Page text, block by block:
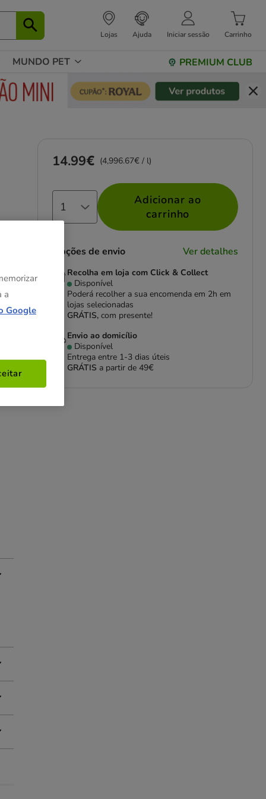
Lojas Ajuda Iniciar sessão Carrinho
MUNDO PET PREMIUM CLUB
Preço 14.99€, 4996.67 EUR por l
14.99€ (4,996.67€ / l)
Adicionar ao
carrinho
Opções de envio Ver detalhes
Recolha em loja com Click & Collect
Disponível
Poderá recolher a sua encomenda em 2h em
lojas selecionadas
GRÁTIS,com presente!
Envio ao domicílio
Disponível
Entrega entre 1-3 dias úteis
GRÁTIS a partir de 49€
a
Google